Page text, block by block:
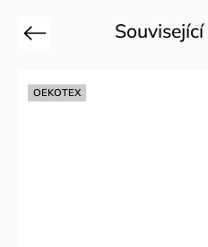
Previous
OEKOTEX